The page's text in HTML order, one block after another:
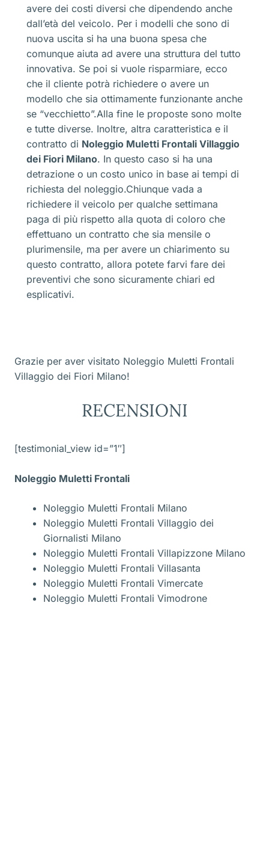
avere dei costi diversi che dipendendo anche
dall’età del veicolo. Per i modelli che sono di
nuova uscita si ha una buona spesa che
comunque aiuta ad avere una struttura del tutto
innovativa. Se poi si vuole risparmiare, ecco
che il cliente potrà richiedere o avere un
modello che sia ottimamente funzionante anche
se “vecchietto”.Alla fine le proposte sono molte
e tutte diverse. Inoltre, altra caratteristica e il
contratto di Noleggio Muletti Frontali Villaggio
dei Fiori Milano. In questo caso si ha una
detrazione o un costo unico in base ai tempi di
richiesta del noleggio.Chiunque vada a
richiedere il veicolo per qualche settimana
paga di più rispetto alla quota di coloro che
effettuano un contratto che sia mensile o
plurimensile, ma per avere un chiarimento su
questo contratto, allora potete farvi fare dei
preventivi che sono sicuramente chiari ed
esplicativi.
Grazie per aver visitato Noleggio Muletti Frontali
Villaggio dei Fiori Milano!
RECENSIONI
[testimonial_view id=”1″]
Noleggio Muletti Frontali
Noleggio Muletti Frontali Milano
Noleggio Muletti Frontali Villaggio dei
Giornalisti Milano
Noleggio Muletti Frontali Villapizzone Milano
Noleggio Muletti Frontali Villasanta
Noleggio Muletti Frontali Vimercate
Noleggio Muletti Frontali Vimodrone